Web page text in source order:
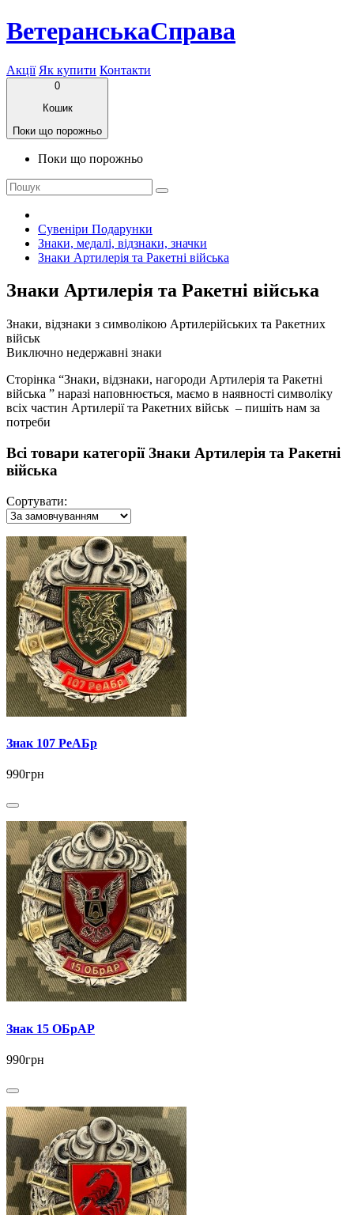
ВетеранськаСправа
Акції Як купити Контакти
0
Кошик
Поки що порожньо
Поки що порожньо
Сувеніри Подарунки
Знаки, медалі, відзнаки, значки
Знаки Артилерія та Ракетні війська
Знаки Артилерія та Ракетні війська
Знаки, відзнаки з символікою Артилерійських та Ракетних
військ
Виключно недержавні знаки
Сторінка “Знаки, відзнаки, нагороди Артилерія та Ракетні
війська ” наразі наповнюється, маємо в наявності символіку
всіх частин Артилерії та Ракетних військ – пишіть нам за
потреби
Всі товари категорії Знаки Артилерія та Ракетні
війська
Сортувати:
Знак 107 РеАБр
990грн
Знак 15 ОБрАР
990грн